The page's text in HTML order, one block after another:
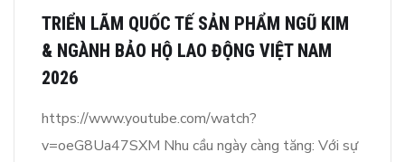
TRIỂN LÃM QUỐC TẾ SẢN PHẨM NGŨ KIM
& NGÀNH BẢO HỘ LAO ĐỘNG VIỆT NAM
2026
https://www.youtube.com/watch?
v=oeG8Ua47SXM Nhu cầu ngày càng tăng: Với sự